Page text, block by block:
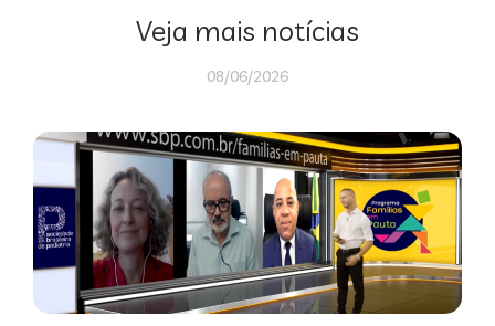
Veja mais notícias
08/06/2026